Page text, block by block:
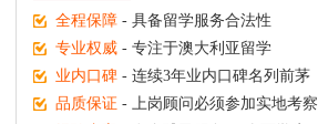
全程保障 - 具备留学服务合法性
专业权威 - 专注于澳大利亚留学
业内口碑 - 连续3年业内口碑名列前茅
品质保证 - 上岗顾问必须参加实地考察